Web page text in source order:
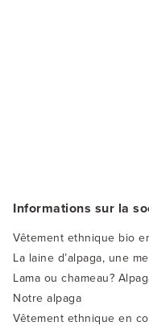
Informations sur la
Vêtement ethnique bio
La laine d’alpaga, une
Lama ou chameau?
Notre alpaga
Vêtement ethnique en